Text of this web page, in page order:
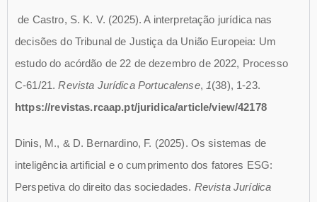
de Castro, S. K. V. (2025). A interpretação jurídica nas
decisões do Tribunal de Justiça da União Europeia: Um
estudo do acórdão de 22 de dezembro de 2022, Processo
C‑61/21.Revista Jurídica Portucalense, 1(38), 1-23.
https://revistas.rcaap.pt/juridica/article/view/42178
Dinis, M., & D. Bernardino, F. (2025). Os sistemas de
inteligência artificial e o cumprimento dos fatores ESG:
Perspetiva do direito das sociedades. Revista Jurídica